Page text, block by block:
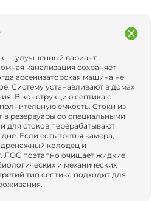
— улучшенный вариант
канализация сохраняет
ассенизаторская машина не
Систему устанавливают в домах
В конструкцию септика с
емкость. Стоки из
в резервуары со специальными
для стоков перерабатывают
Если есть третья камера,
дренажный колодец и
ЛОС поэтапно очищает жидкие
и механических
тип септика подходит для